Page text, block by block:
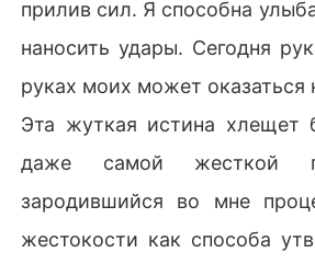
прилив сил. Я способна
наносить удары. Сегодня
руках моих может оказаться
Эта жуткая истина хлещет
даже самой жесткой
зародившийся во мне
жестокости как способа